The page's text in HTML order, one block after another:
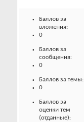
Баллов за
вложения:
0
Баллов за
сообщения:
0
Баллов за темы:
0
Баллов за
оценки тем
(отданные):